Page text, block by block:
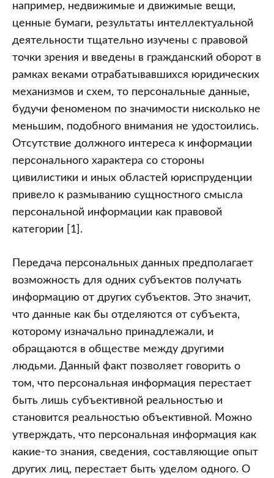
например, недвижимые и движимые вещи,
ценные бумаги, результаты интеллектуальной
деятельности тщательно изучены с правовой
точки зрения и введены в гражданский оборот в
рамках веками отрабатывавшихся юридических
механизмов и схем, то персональные данные,
будучи феноменом по значимости нисколько не
меньшим, подобного внимания не удостоились.
Отсутствие должного интереса к информации
персонального характера со стороны
цивилистики и иных областей юриспруденции
привело к размыванию сущностного смысла
персональной информации как правовой
категории [1].
Передача персональных данных предполагает
возможность для одних субъектов получать
информацию от других субъектов. Это значит,
что данные как бы отделяются от субъекта,
которому изначально принадлежали, и
обращаются в обществе между другими
людьми. Данный факт позволяет говорить о
том, что персональная информация перестает
быть лишь субъективной реальностью и
становится реальностью объективной. Можно
утверждать, что персональная информация как
какие-то знания, сведения, составляющие опыт
других лиц, перестает быть уделом одного. О